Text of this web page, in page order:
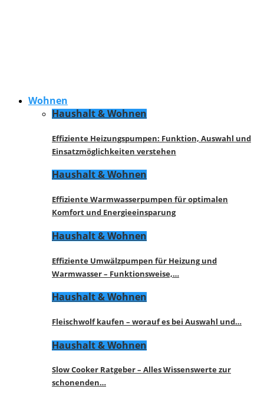
Wohnen
Haushalt & Wohnen
Effiziente Heizungspumpen: Funktion, Auswahl und
Einsatzmöglichkeiten verstehen
Haushalt & Wohnen
Effiziente Warmwasserpumpen für optimalen
Komfort und Energieeinsparung
Haushalt & Wohnen
Effiziente Umwälzpumpen für Heizung und
Warmwasser – Funktionsweise,…
Haushalt & Wohnen
Fleischwolf kaufen – worauf es bei Auswahl und…
Haushalt & Wohnen
Slow Cooker Ratgeber – Alles Wissenswerte zur
schonenden…